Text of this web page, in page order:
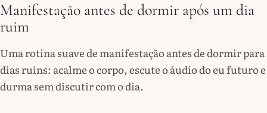
Manifestação antes de dormir após um dia
ruim
Uma rotina suave de manifestação antes de dormir para
dias ruins: acalme o corpo, escute o áudio do eu futuro e
durma sem discutir com o dia.